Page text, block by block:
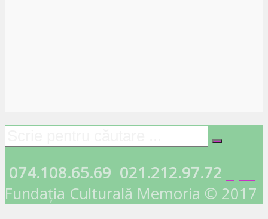
074.108.65.69 021.212.97.72
Fundația Culturală Memoria © 2017